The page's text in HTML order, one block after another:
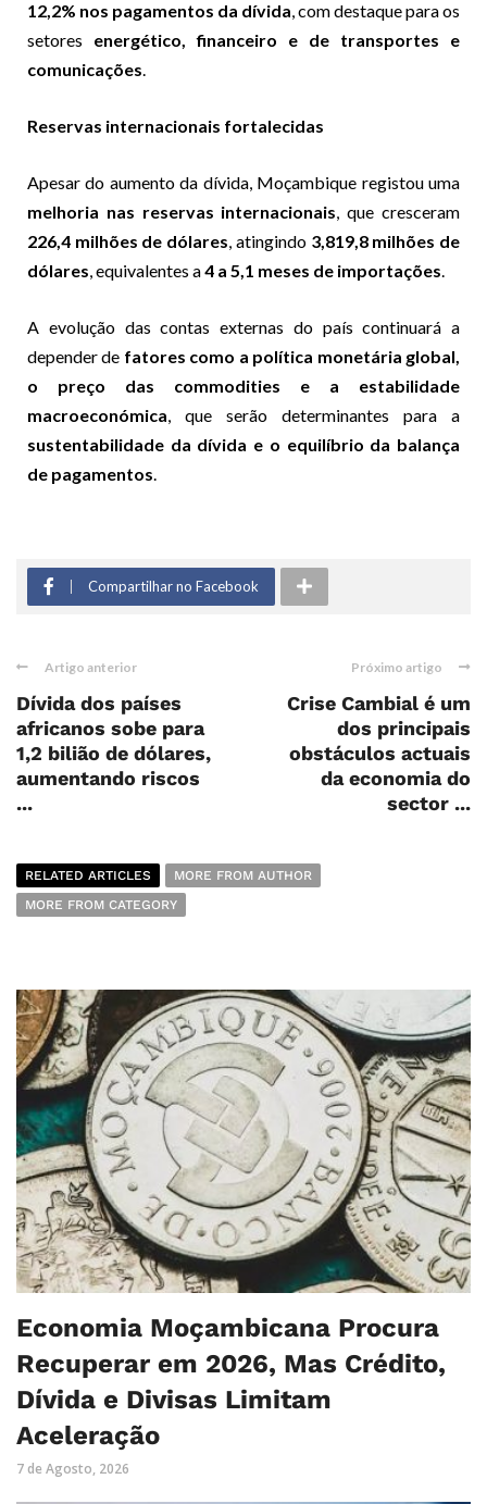
12,2% nos pagamentos da dívida, com destaque para os
setores energético, financeiro e de transportes e
comunicações.
Reservas internacionais fortalecidas
Apesar do aumento da dívida, Moçambique registou uma
melhoria nas reservas internacionais, que cresceram
226,4 milhões de dólares, atingindo 3,819,8 milhões de
dólares, equivalentes a4 a 5,1 meses de importações.
A evolução das contas externas do país continuará a
depender de fatores como a política monetária global,
o preço das commodities e a estabilidade
macroeconómica, que serão determinantes para a
sustentabilidade da dívida e o equilíbrio da balança
de pagamentos.
Compartilhar no Facebook
Artigo anterior
Dívida dos países
africanos sobe para
1,2 bilião de dólares,
aumentando riscos
...
Próximo artigo
Crise Cambial é um
dos principais
obstáculos actuais
da economia do
sector ...
RELATED ARTICLES
MORE FROM AUTHOR
MORE FROM CATEGORY
Economia Moçambicana Procura
Recuperar em 2026, Mas Crédito,
Dívida e Divisas Limitam
Aceleração
7 de Agosto, 2026